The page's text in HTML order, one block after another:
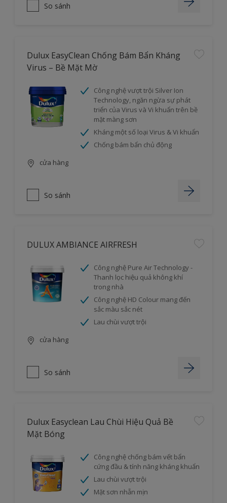
So sánh
Dulux EasyClean Chống Bám Bẩn Kháng
Virus – Bề Mặt Mờ
Công nghệ vượt trội Silver Ion
Technology, ngăn ngừa sự phát
triển của Virus và Vi khuẩn trên bề
mặt màng sơn
Kháng một số loại Virus & Vi khuẩn
Chống bám bẩn chủ động
cửa hàng
So sánh
DULUX AMBIANCE AIRFRESH
Công nghệ Pure Air Technology -
Thanh lọc hiệu quả không khí
trong nhà
Công nghệ HD Colour mang đến
sắc màu sắc nét
Lau chùi vượt trội
cửa hàng
So sánh
Dulux Easyclean Lau Chùi Hiệu Quả Bề
Mặt Bóng
Công nghệ chống bám vết bẩn
cứng đầu & tính năng kháng khuẩn
Lau chùi vượt trội
Mặt sơn nhẵn mịn